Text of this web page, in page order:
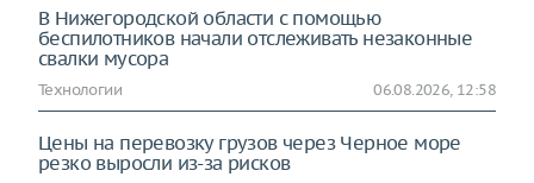
В Нижегородской области с помощью
беспилотников начали отслеживать незаконные
свалки мусора
Технологии 06.08.2026, 12:58
Цены на перевозку грузов через Черное море
резко выросли из-за рисков